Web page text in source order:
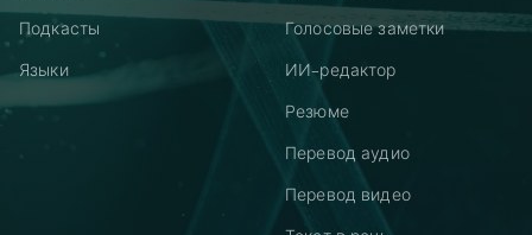
Подкасты
Языки
Голосовые заметки
ИИ-редактор
Резюме
Перевод аудио
Перевод видео